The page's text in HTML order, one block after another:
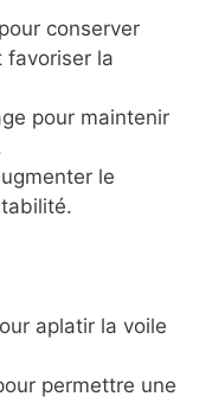
conserver
favoriser la
pour maintenir
le
aplatir la voile
permettre une